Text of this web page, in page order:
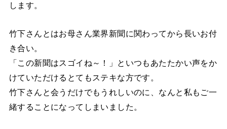
します。
竹下さんとはお母さん業界新聞に関わってから長いお付
き合い。
「この新聞はスゴイね～！」といつもあたたかい声をか
けていただけるとてもステキな方です。
竹下さんと会うだけでもうれしいのに、なんと私もご一
緒することになってしまいました。